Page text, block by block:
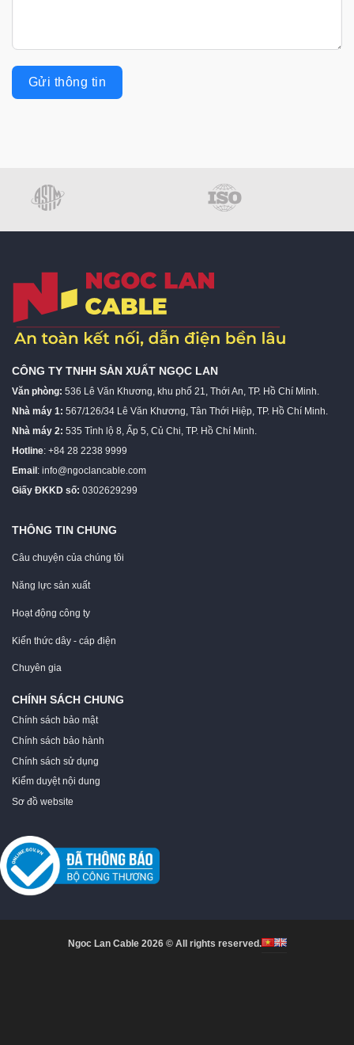
Gửi thông tin
CÔNG TY TNHH SẢN XUẤT NGỌC LAN
Văn phòng: 536 Lê Văn Khương, khu phố 21, Thới An, TP. Hồ Chí Minh.
Nhà máy 1: 567/126/34 Lê Văn Khương, Tân Thới Hiệp, TP. Hồ Chí Minh.
Nhà máy 2: 535 Tỉnh lộ 8, Ấp 5, Củ Chi, TP. Hồ Chí Minh.
Hotline: +84 28 2238 9999
Email: info@ngoclancable.com
Giấy ĐKKD số: 0302629299
THÔNG TIN CHUNG
Câu chuyện của chúng tôi
Năng lực sản xuất
Hoạt động công ty
Kiến thức dây - cáp điện
Chuyên gia
CHÍNH SÁCH CHUNG
Chính sách bảo mật
Chính sách bảo hành
Chính sách sử dụng
Kiểm duyệt nội dung
Sơ đồ website
Ngoc Lan Cable 2026 © All rights reserved.